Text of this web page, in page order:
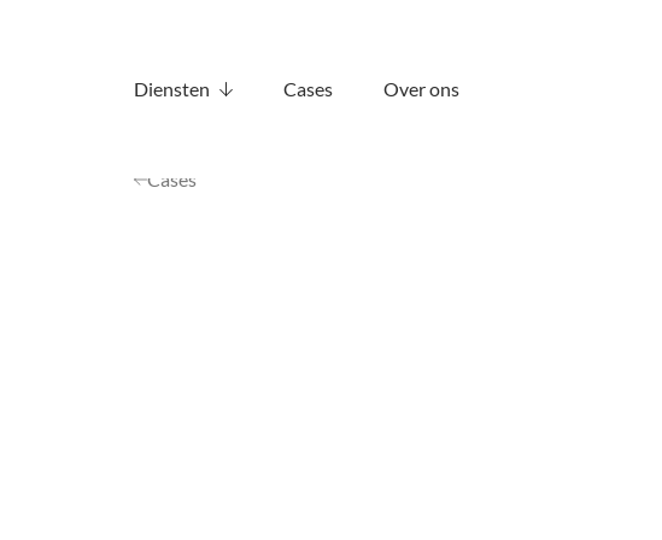
Diensten Cases Over ons
Cases